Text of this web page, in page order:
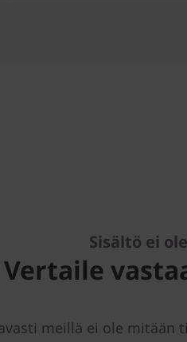
Sisältö ei
Vertaile
meillä ei ole mitään